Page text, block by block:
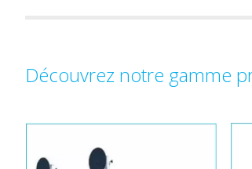
Découvrez notre gamme